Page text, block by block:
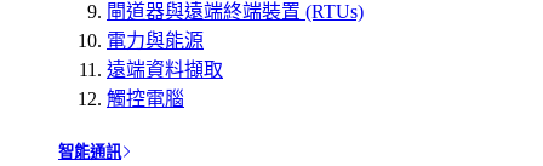
閘道器與遠端終端裝置 (RTUs)
電力與能源
遠端資料擷取
觸控電腦
智能通訊